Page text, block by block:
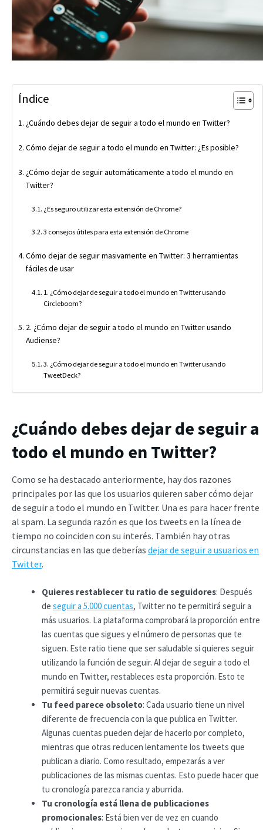
Índice
¿Cuándo debes dejar de seguir a todo el mundo en Twitter?
Cómo dejar de seguir a todo el mundo en Twitter: ¿Es posible?
¿Cómo dejar de seguir automáticamente a todo el mundo en
Twitter?
¿Es seguro utilizar esta extensión de Chrome?
3 consejos útiles para esta extensión de Chrome
Cómo dejar de seguir masivamente en Twitter: 3 herramientas
fáciles de usar
1. ¿Cómo dejar de seguir a todo el mundo en Twitter usando
Circleboom?
2. ¿Cómo dejar de seguir a todo el mundo en Twitter usando
Audiense?
3. ¿Cómo dejar de seguir a todo el mundo en Twitter usando
TweetDeck?
¿Cuándo debes dejar de seguir a
todo el mundo en Twitter?
Como se ha destacado anteriormente, hay dos razones
principales por las que los usuarios quieren saber cómo dejar
de seguir a todo el mundo en Twitter. Una es para hacer frente
al spam. La segunda razón es que los tweets en la línea de
tiempo no coinciden con su interés. También hay otras
circunstancias en las que deberías dejar de seguir a usuarios en
Twitter.
Quieres restablecer tu ratio de seguidores: Después
de seguir a 5.000 cuentas, Twitter no te permitirá seguir a
más usuarios. La plataforma comprobará la proporción entre
las cuentas que sigues y el número de personas que te
siguen. Este ratio tiene que ser saludable si quieres seguir
utilizando la función de seguir. Al dejar de seguir a todo el
mundo en Twitter, restableces esta proporción. Esto te
permitirá seguir nuevas cuentas.
Tu feed parece obsoleto: Cada usuario tiene un nivel
diferente de frecuencia con la que publica en Twitter.
Algunas cuentas pueden dejar de hacerlo por completo,
mientras que otras reducen lentamente los tweets que
publican a diario. Como resultado, empezarás a ver
publicaciones de las mismas cuentas. Esto puede hacer que
tu cronología parezca rancia y aburrida.
Tu cronología está llena de publicaciones
promocionales: Está bien ver de vez en cuando